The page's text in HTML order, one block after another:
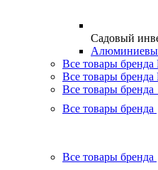
Садовый
Все товары бренда
Все товары
Все товары
Все товары бренда
Все товары бренда